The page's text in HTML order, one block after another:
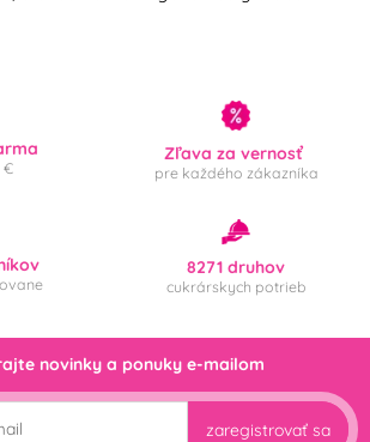
€
Zľava za vernosť
pre každého zákazníka
8271 druhov
cukrárskych potrieb
novinky a ponuky e-mailom
zaregistrovať sa